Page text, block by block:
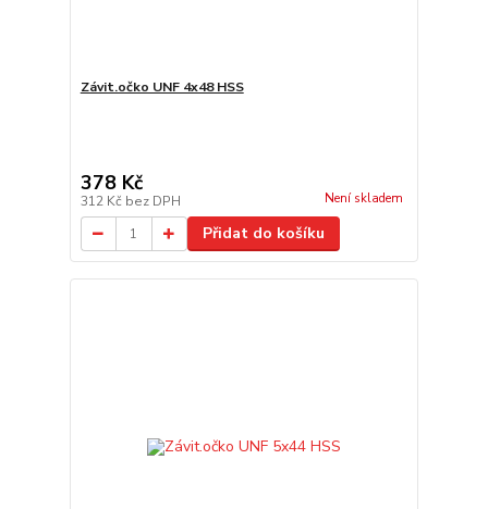
Závit.očko UNF 4x48 HSS
378 Kč
312 Kč bez DPH Není skladem
Přidat do košíku